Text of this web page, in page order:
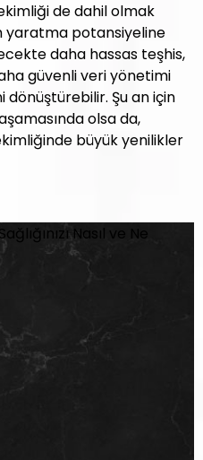
de dahil olmak
yaratma potansiyeline
daha hassas teşhis,
güvenli veri yönetimi
Şu an için
olsa da,
büyük yenilikler